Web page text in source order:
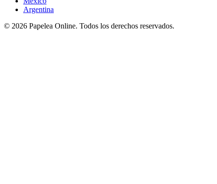
Argentina
© 2026 Papelea Online. Todos los derechos reservados.